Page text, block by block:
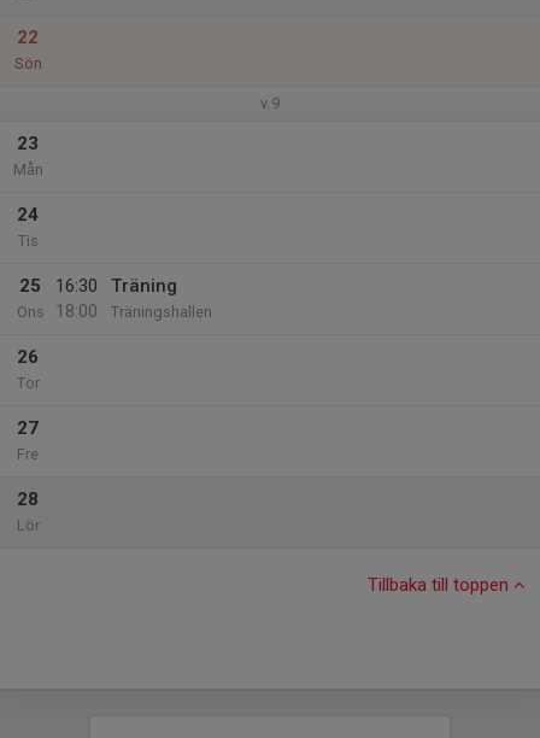
22
Sön
v.9
23
Mån
24
Tis
25
Ons
16:30
18:00
Träning
Träningshallen
26
Tor
27
Fre
28
Lör
Tillbaka till toppen